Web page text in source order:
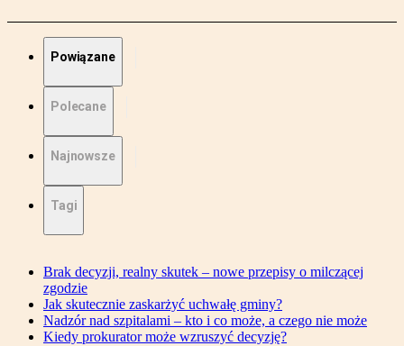
Powiązane
Polecane
Najnowsze
Tagi
Brak decyzji, realny skutek – nowe przepisy o milczącej
zgodzie
Jak skutecznie zaskarżyć uchwałę gminy?
Nadzór nad szpitalami – kto i co może, a czego nie może
Kiedy prokurator może wzruszyć decyzję?